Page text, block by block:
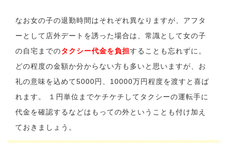
なお女の子の退勤時間はそれぞれ異なりますが、アフタ
ーとして店外デートを誘った場合は、常識として女の子
の自宅までのタクシー代金を負担することも忘れずに。
どの程度の金額か分からない方も多いと思いますが、お
礼の意味を込めて5000円、10000万円程度を渡すと喜ば
れます。 １円単位までケチケチしてタクシーの運転手に
代金を確認するなどはもっての外ということも付け加え
ておきましょう。